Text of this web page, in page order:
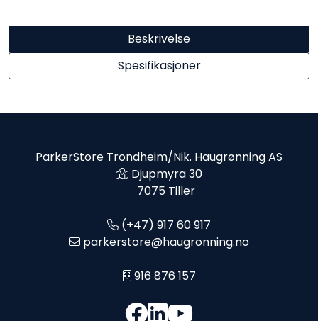
Beskrivelse
Spesifikasjoner
ParkerStore Trondheim/Nik. Haugrønning AS
Djupmyra 30
7075 Tiller
(+47) 917 60 917
parkerstore@haugronning.no
916 876 157